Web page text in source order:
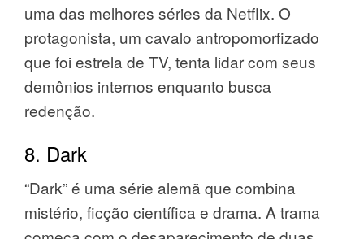
uma das melhores séries da Netflix. O
protagonista, um cavalo antropomorfizado
que foi estrela de TV, tenta lidar com seus
demônios internos enquanto busca
redenção.
8. Dark
“Dark” é uma série alemã que combina
mistério, ficção científica e drama. A trama